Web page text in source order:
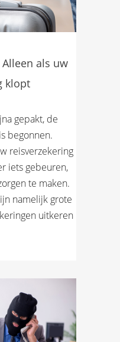
als uw
klopt
gepakt, de
begonnen.
reisverzekering
iets gebeuren,
te maken.
namelijk grote
uitkeren